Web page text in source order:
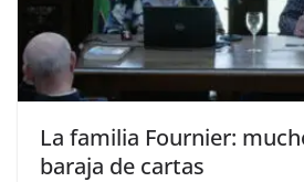
La familia Fournier:
baraja de cartas